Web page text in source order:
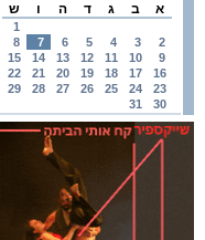
א
ב ג ד ה ו ש
1
2
3
4
5
6
7
8
9
10
11
12
13
14
15
16
17
18
19
20
21
22
23
24
25
26
27
28
29
30
31